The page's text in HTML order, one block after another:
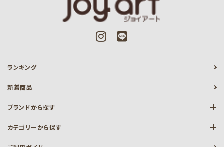
ランキング
新着商品
ブランドから探す
カテゴリーから探す